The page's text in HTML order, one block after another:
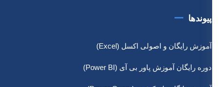
پیوندها
آموزش رایگان و اصولی اکسل (Excel)
دوره رایگان آموزش پاور بی آی (Power BI)